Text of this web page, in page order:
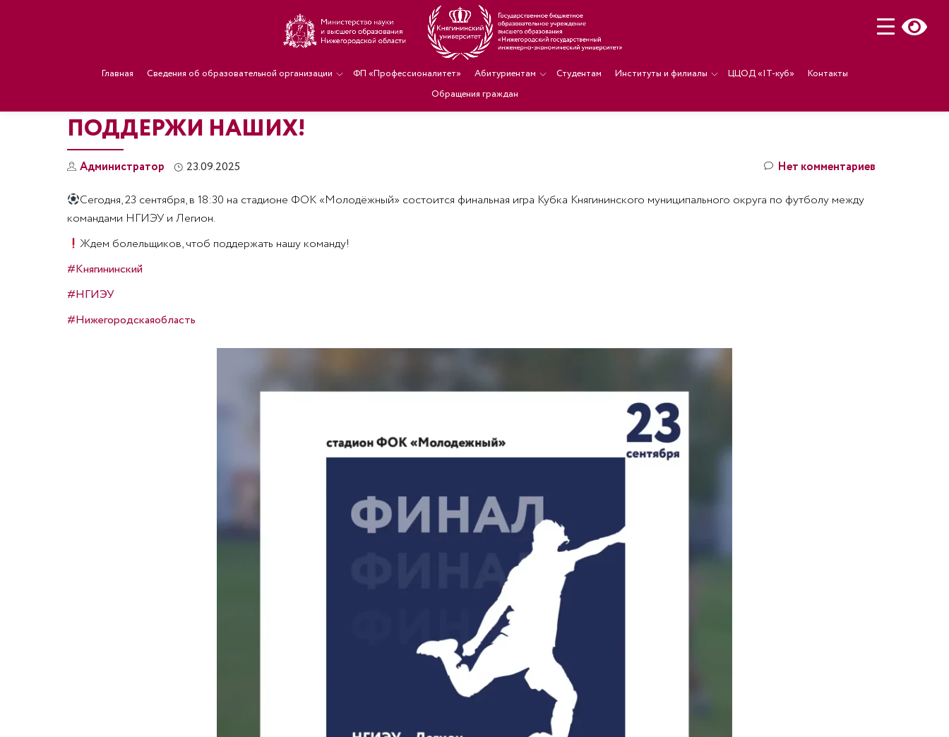
Главная Сведения об образовательной организации ФП «Профессионалитет» Абитуриентам Студентам Институты и филиалы ЦЦОД «IT-куб»
Контакты
Обращения граждан
ПОДДЕРЖИ НАШИХ!
Администратор 23.09.2025 Нет комментариев
Сегодня, 23 сентября, в 18:30 на стадионе ФОК «Молодёжный» состоится финальная игра Кубка Княгининского муниципального округа по футболу между
командами НГИЭУ и Легион.
Ждем болельщиков, чтоб поддержать нашу команду!
#Княгининский
#НГИЭУ
#Нижегородскаяобласть